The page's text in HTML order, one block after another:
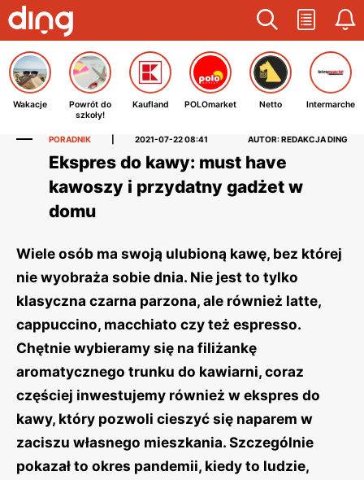
Wakacje
Powrót do
szkoły!
Kaufland POLOmarket Netto Intermarche
PORADNIK 2021-07-22 08:41 AUTOR: REDAKCJA DING
Ekspres do kawy: must have
kawoszy i przydatny gadżet w
domu
Wiele osób ma swoją ulubioną kawę, bez której
nie wyobraża sobie dnia. Nie jest to tylko
klasyczna czarna parzona, ale również latte,
cappuccino, macchiato czy też espresso.
Chętnie wybieramy się na filiżankę
aromatycznego trunku do kawiarni, coraz
częściej inwestujemy również w ekspres do
kawy, który pozwoli cieszyć się naparem w
zaciszu własnego mieszkania. Szczególnie
pokazał to okres pandemii, kiedy to ludzie,